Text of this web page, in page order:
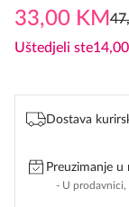
Original
price
47,00 KM.
33,00 KM
Current
price
33,00 KM.
Uštedjeli ste14,00
Dostava
Preuzimanje u
- U prodavnici,